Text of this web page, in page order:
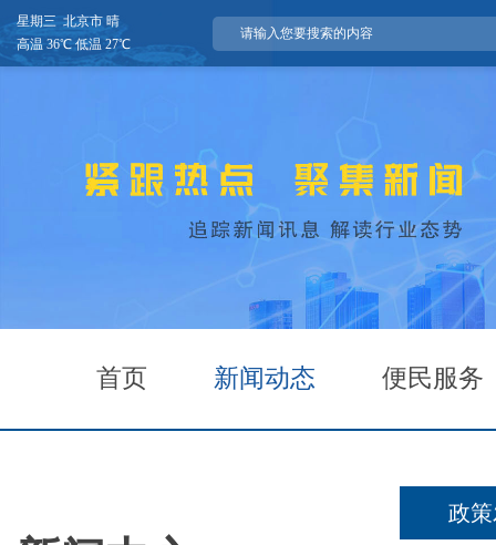
星期三 北京市 晴
高温 36℃ 低温 27℃
首页 新闻动态 便民服务
政